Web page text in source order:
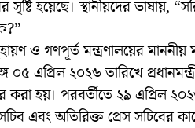
হয়েছে। স্থানীয়দের ভাষায়,
ও গণপূর্ত মন্ত্রণালয়ের মাননীয়
এপ্রিল ২০২৬ তারিখে
হয়। পরবর্তীতে ২৯ এপ্রিল
এবং অতিরিক্ত প্রেস সচিবের